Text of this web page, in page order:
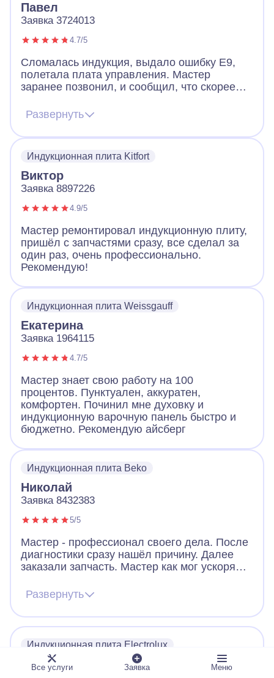
Павел
Заявка 3724013
4.7/5
Сломалась индукция, выдало ошибку Е9,
полетала плата управления. Мастер
заранее позвонил, и сообщил, что скорее
починить и без замены. Цена на платы
начинается от 12к и выше. Мастер приехал,
все продиагностировал и смог починить без
Развернуть
Индукционная плита Kitfort
Виктор
Заявка 8897226
4.9/5
Мастер ремонтировал индукционную плиту,
пришёл с запчастями сразу, все сделал за
один раз, очень профессионально.
Рекомендую!
Индукционная плита Weissgauff
Екатерина
Заявка 1964115
4.7/5
Мастер знает свою работу на 100
процентов. Пунктуален, аккуратен,
комфортен. Починил мне духовку и
индукционную варочную панель быстро и
бюджетно. Рекомендую айсберг
Индукционная плита Beko
Николай
Заявка 8432383
5/5
Мастер - профессионал своего дела. После
диагностики сразу нашёл причину. Далее
заказали запчасть. Мастер как мог ускорял
запчасть, поставили, все работает. Видно,
что человек переживает за клиента. Ещё
дал ценные советы по использованию
посуды для плиты. Огромное спасибо!
Развернуть
Индукционная плита Electrolux
Дмитрий
Все услуги Заявка Меню